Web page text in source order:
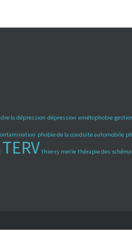
la dépression dépression emétophobie
phobie de la conduite automobile
TERV thierry merle thérapie des